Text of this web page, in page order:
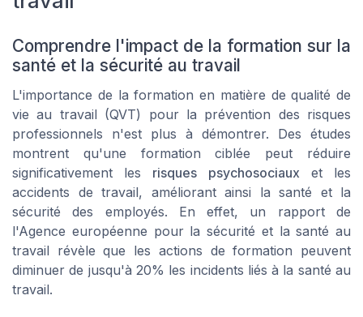
Comprendre l'impact de la formation sur la
santé et la sécurité au travail
L'importance de la formation en matière de qualité de
vie au travail (QVT) pour la prévention des risques
professionnels n'est plus à démontrer. Des études
montrent qu'une formation ciblée peut réduire
significativement les risques psychosociaux et les
accidents de travail, améliorant ainsi la santé et la
sécurité des employés. En effet, un rapport de
l'Agence européenne pour la sécurité et la santé au
travail révèle que les actions de formation peuvent
diminuer de jusqu'à 20% les incidents liés à la santé au
travail.